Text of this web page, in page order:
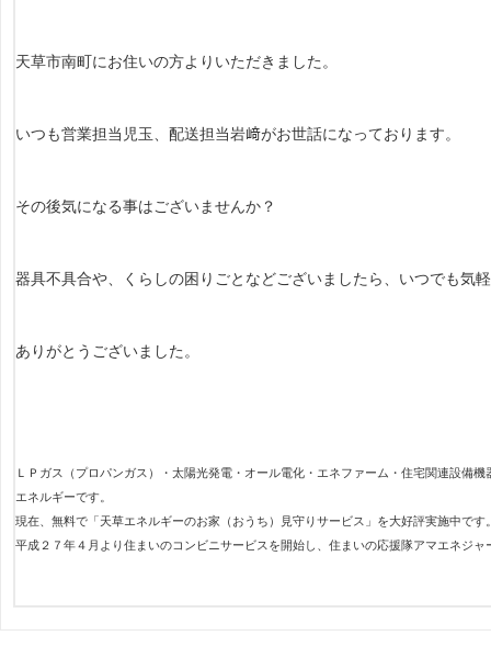
天草市南町にお住いの方よりいただきました。
いつも営業担当児玉、配送担当岩﨑がお世話になっております。
その後気になる事はございませんか？
器具不具合や、くらしの困りごとなどございましたら、いつでも気
ありがとうございました。
ＬＰガス（プロパンガス）・太陽光発電・オール電化・エネファーム・住宅関連設備
エネルギーです。
現在、無料で「天草エネルギーのお家（おうち）見守りサービス」を大好評実施中です
平成２７年４月より住まいのコンビニサービスを開始し、住まいの応援隊アマエネジ